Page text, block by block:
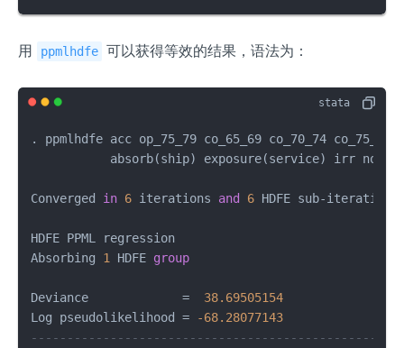
用 ppmlhdfe 可以获得等效的结果，语法为：
. ppmlhdfe acc op_75_79 co_65_69 co_70_74
           absorb(ship) exposure(service) irr nolog
Converged in 6 iterations and 6 HDFE sub-
HDFE PPML regression
Absorbing 1 HDFE group
Deviance = 38.69505154
Log pseudolikelihood = -68.28077143